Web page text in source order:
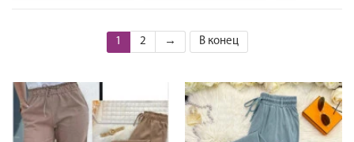
1 2 → В конец